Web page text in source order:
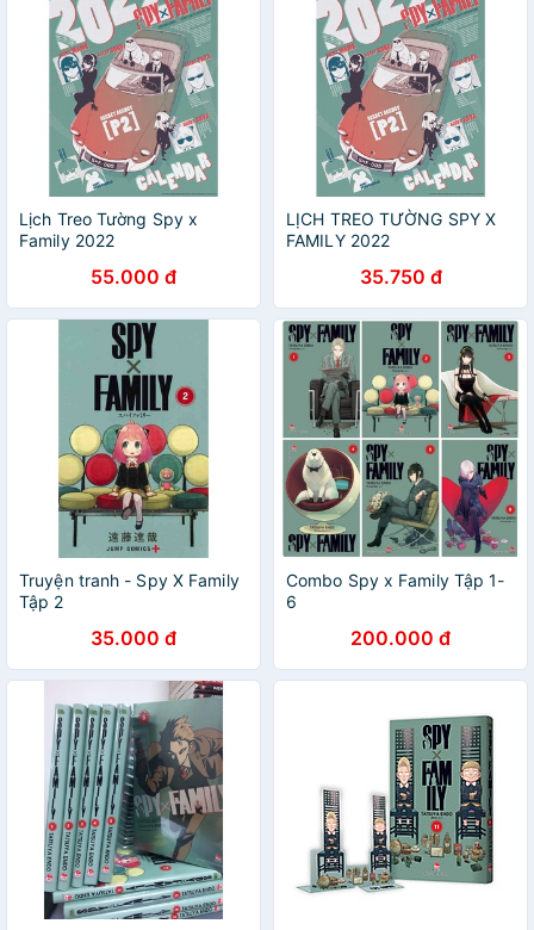
Lịch Treo Tường Spy x
Family 2022
55.000 đ
LỊCH TREO TƯỜNG SPY X
FAMILY 2022
35.750 đ
Truyện tranh - Spy X Family
Tập 2
35.000 đ
Combo Spy x Family Tập 1-
6
200.000 đ